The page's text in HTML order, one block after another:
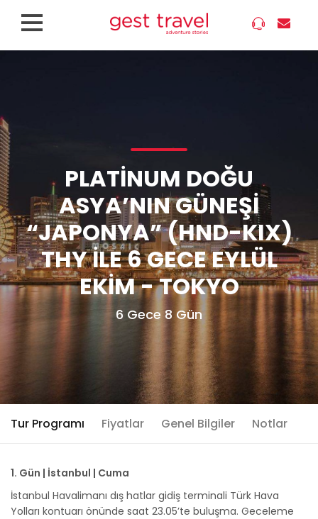
PLATINUM DOĞU
ASYA’NIN GÜNEŞI
“JAPONYA” (HND-KIX)
THY ILE 6 GECE EYLÜL
EKIM - TOKYO
6 Gece 8 Gün
Tur Programı Fiyatlar Genel Bilgiler Notlar
1. Gün | İstanbul | Cuma
İstanbul Havalimanı dış hatlar gidiş terminali Türk Hava
Yolları kontuarı önünde saat 23.05’te buluşma. Geceleme